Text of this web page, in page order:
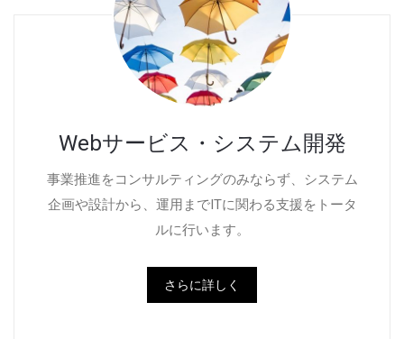
Webサービス・システム開発
事業推進をコンサルティングのみならず、システム
企画や設計から、運用までITに関わる支援をトータ
ルに行います。
さらに詳しく